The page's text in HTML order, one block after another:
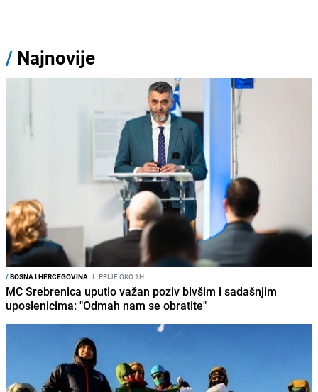
/ Najnovije
/BOSNA I HERCEGOVINA I PRIJE OKO 1H
MC Srebrenica uputio važan poziv bivšim i sadašnjim
uposlenicima: "Odmah nam se obratite"